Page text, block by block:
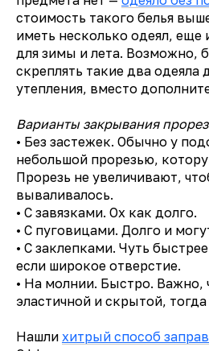
стоимость такого белья
иметь несколько одеял, еще
для зимы и лета. Возможно,
скреплять такие два одеяла
утепления, вместо
Варианты закрывания
• Без застежек. Обычно у
небольшой прорезью,
Прорезь не увеличивают,
вываливалось.
• С завязками. Ох как долго.
• С пуговицами. Долго и
• С заклепками. Чуть
если широкое отверстие.
• На молнии. Быстро. Важно,
эластичной и скрытой,
Нашли хитрый способ